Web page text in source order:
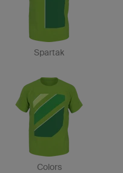
Spartak
Colors